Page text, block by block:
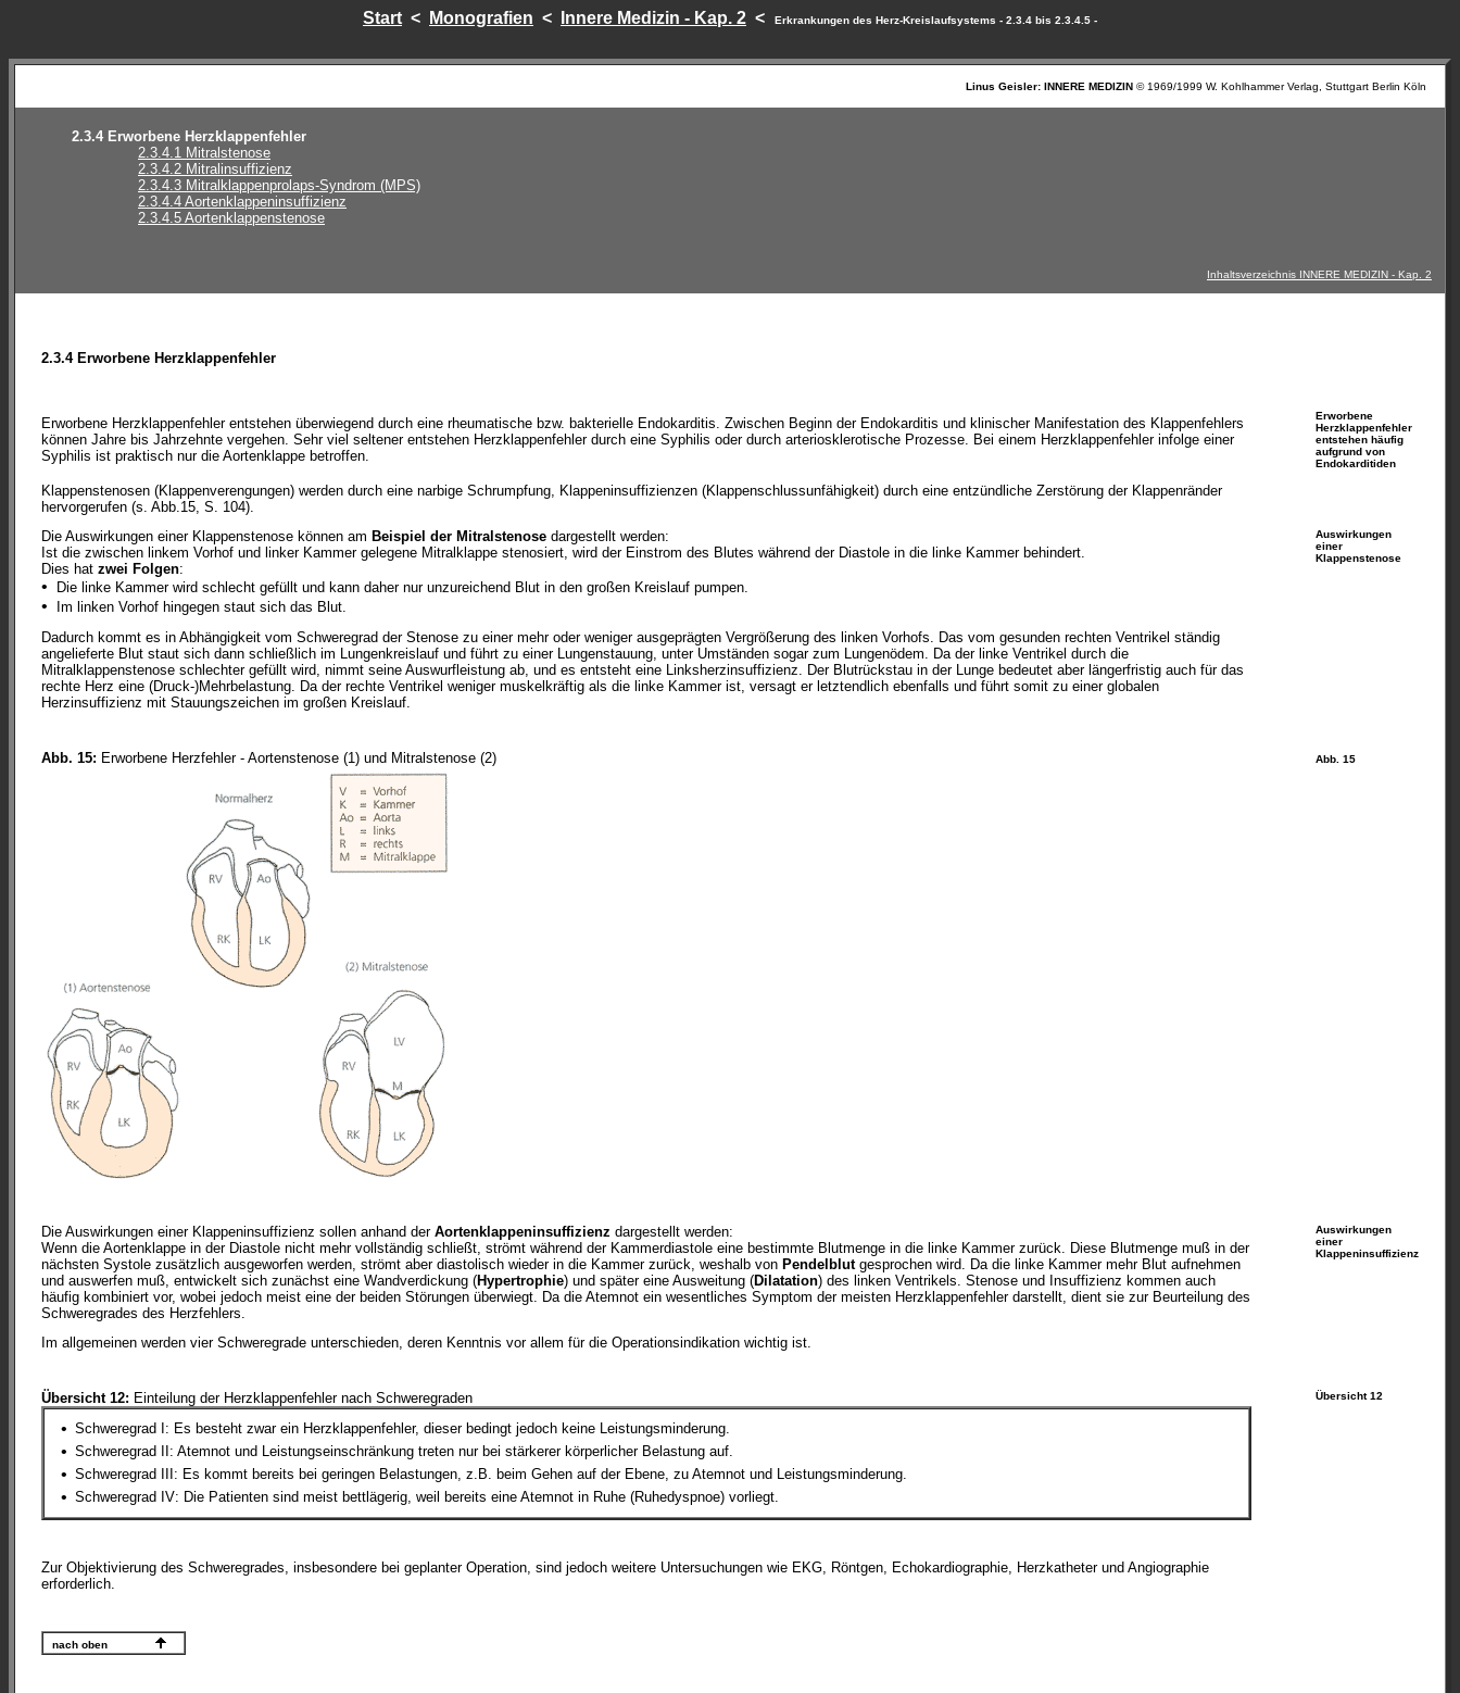
Start < Monografien < Innere Medizin - Kap. 2 < Erkrankungen des Herz-Kreislaufsystems - 2.3.4 bis 2.3.4.5 -
Linus Geisler: INNERE MEDIZIN © 1969/1999 W. Kohlhammer Verlag, Stuttgart Berlin Köln
2.3.4 Erworbene Herzklappenfehler
2.3.4.1 Mitralstenose
2.3.4.2 Mitralinsuffizienz
2.3.4.3 Mitralklappenprolaps-Syndrom (MPS)
2.3.4.4 Aortenklappeninsuffizienz
2.3.4.5 Aortenklappenstenose
Inhaltsverzeichnis INNERE MEDIZIN - Kap. 2
2.3.4 Erworbene Herzklappenfehler
Erworbene Herzklappenfehler entstehen überwiegend durch eine rheumatische bzw. bakterielle Endokarditis. Zwischen Beginn der Endokarditis und klinischer Manifestation des Klappenfehlers
können Jahre bis Jahrzehnte vergehen. Sehr viel seltener entstehen Herzklappenfehler durch eine Syphilis oder durch arteriosklerotische Prozesse. Bei einem Herzklappenfehler infolge einer
Syphilis ist praktisch nur die Aortenklappe betroffen.
Erworbene
Herzklappenfehler
entstehen häufig
aufgrund von
Endokarditiden
Klappenstenosen (Klappenverengungen) werden durch eine narbige Schrumpfung, Klappeninsuffizienzen (Klappenschlussunfähigkeit) durch eine entzündliche Zerstörung der Klappenränder
hervorgerufen (s. Abb.15, S. 104).
Die Auswirkungen einer Klappenstenose können am Beispiel der Mitralstenose dargestellt werden:
Ist die zwischen linkem Vorhof und linker Kammer gelegene Mitralklappe stenosiert, wird der Einstrom des Blutes während der Diastole in die linke Kammer behindert.
Dies hat zwei Folgen:
• Die linke Kammer wird schlecht gefüllt und kann daher nur unzureichend Blut in den großen Kreislauf pumpen.
• Im linken Vorhof hingegen staut sich das Blut.
Auswirkungen
einer
Klappenstenose
Dadurch kommt es in Abhängigkeit vom Schweregrad der Stenose zu einer mehr oder weniger ausgeprägten Vergrößerung des linken Vorhofs. Das vom gesunden rechten Ventrikel ständig
angelieferte Blut staut sich dann schließlich im Lungenkreislauf und führt zu einer Lungenstauung, unter Umständen sogar zum Lungenödem. Da der linke Ventrikel durch die
Mitralklappenstenose schlechter gefüllt wird, nimmt seine Auswurfleistung ab, und es entsteht eine Linksherzinsuffizienz. Der Blutrückstau in der Lunge bedeutet aber längerfristig auch für das
rechte Herz eine (Druck-)Mehrbelastung. Da der rechte Ventrikel weniger muskelkräftig als die linke Kammer ist, versagt er letztendlich ebenfalls und führt somit zu einer globalen
Herzinsuffizienz mit Stauungszeichen im großen Kreislauf.
Abb. 15: Erworbene Herzfehler - Aortenstenose (1) und Mitralstenose (2) Abb. 15
Die Auswirkungen einer Klappeninsuffizienz sollen anhand der Aortenklappeninsuffizienz dargestellt werden:
Wenn die Aortenklappe in der Diastole nicht mehr vollständig schließt, strömt während der Kammerdiastole eine bestimmte Blutmenge in die linke Kammer zurück. Diese Blutmenge muß in der
nächsten Systole zusätzlich ausgeworfen werden, strömt aber diastolisch wieder in die Kammer zurück, weshalb von Pendelblutgesprochen wird. Da die linke Kammer mehr Blut aufnehmen
und auswerfen muß, entwickelt sich zunächst eine Wandverdickung (Hypertrophie) und später eine Ausweitung (Dilatation) des linken Ventrikels. Stenose und Insuffizienz kommen auch
häufig kombiniert vor, wobei jedoch meist eine der beiden Störungen überwiegt. Da die Atemnot ein wesentliches Symptom der meisten Herzklappenfehler darstellt, dient sie zur Beurteilung des
Schweregrades des Herzfehlers.
Auswirkungen
einer
Klappeninsuffizienz
Im allgemeinen werden vier Schweregrade unterschieden, deren Kenntnis vor allem für die Operationsindikation wichtig ist.
Übersicht 12: Einteilung der Herzklappenfehler nach Schweregraden
• Schweregrad I: Es besteht zwar ein Herzklappenfehler, dieser bedingt jedoch keine Leistungsminderung.
• Schweregrad II: Atemnot und Leistungseinschränkung treten nur bei stärkerer körperlicher Belastung auf.
• Schweregrad III: Es kommt bereits bei geringen Belastungen, z.B. beim Gehen auf der Ebene, zu Atemnot und Leistungsminderung.
• Schweregrad IV: Die Patienten sind meist bettlägerig, weil bereits eine Atemnot in Ruhe (Ruhedyspnoe) vorliegt.
Übersicht 12
Zur Objektivierung des Schweregrades, insbesondere bei geplanter Operation, sind jedoch weitere Untersuchungen wie EKG, Röntgen, Echokardiographie, Herzkatheter und Angiographie
erforderlich.
nach oben